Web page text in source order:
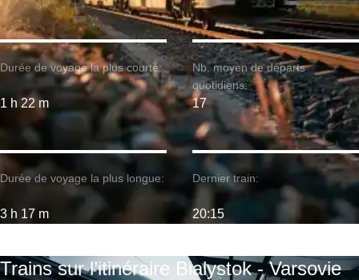
Durée de voyage la plus courte:
1 h 22 m
Durée de voyage la plus longue:
3 h 17 m
Nb. moyen de départs
quotidiens:
17
Dernier train:
20:15
Trains sur l’itinéraire Bialystok - Varsovie